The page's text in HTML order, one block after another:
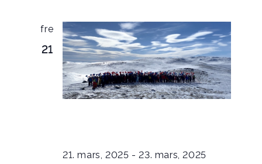
fre
21
21. mars, 2025 -23. mars, 2025